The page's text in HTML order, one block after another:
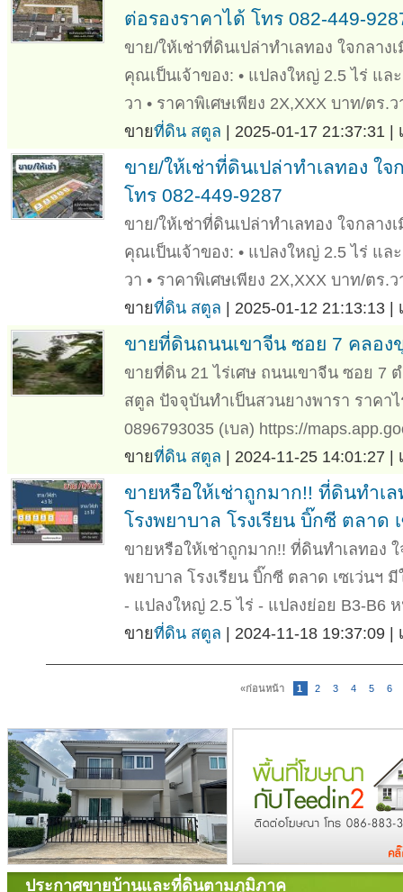
ต่อรองราคาได้ โทร 082-449-
ขาย/ให้เช่าที่ดินเปล่าทำเลทอง ใจกลา
คุณเป็นเจ้าของ: • แปลงใหญ่ 2.5 ไร่ แล
วา • ราคาพิเศษเพียง 2X,XXX บาท/ตร.
ขายที่ดิน สตูล | 2025-01-17 21:37:31 |
ขาย/ให้เช่าที่ดินเปล่าทำเลทอง ใจ
โทร 082-449-9287
ขาย/ให้เช่าที่ดินเปล่าทำเลทอง ใจกลา
คุณเป็นเจ้าของ: • แปลงใหญ่ 2.5 ไร่ แล
วา • ราคาพิเศษเพียง 2X,XXX บาท/ตร.
ขายที่ดิน สตูล | 2025-01-12 21:13:13 |
ขายที่ดินถนนเขาจีน ซอย 7 คลอง
ขายที่ดิน 21 ไร่เศษ ถนนเขาจีน ซอย 7
สตูล ปัจจุบันทำเป็นสวนยางพารา ราคา
0896793035 (เบล) https://
ขายที่ดิน สตูล | 2024-11-25 14:01:27 |
ขายหรือให้เช่าถูกมาก!! ที่ดินทำเล
โรงพยาบาล โรงเรียน บิ๊กซี ตลาด
ขายหรือให้เช่าถูกมาก!! ที่ดินทำเลทอง
พยาบาล โรงเรียน บิ๊กซี ตลาด เซเว่นฯ
- แปลงใหญ่ 2.5 ไร่ - แปลงย่อย B3-B6
ขายที่ดิน สตูล | 2024-11-18 19:37:09 |
«ก่อนหน้า 1 2 3 4 5 6
ประกาศขายบ้านและที่ดินตามภูมิภาค